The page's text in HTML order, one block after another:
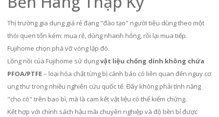
Thị trường gia dụng giá rẻ đang "đào tạo" người tiêu dùng theo một
thói quen tốn kém: mua rẻ, dùng nhanh hỏng, rồi lại mua tiếp.
Fujihome chọn phá vỡ vòng lặp đó.
Lồng nồi của Fujihome sử dụngvật liệu chống dính không chứa
PFOA/PTFE– loại hóa chất từng bị cảnh báo có liên quan đến nguy cơ
ung thư trong nhiều nghiên cứu quốc tế. Đây không phải tính năng
"cho có" trên bao bì, mà là cam kết vật liệu có thể kiểm chứng.
Kết hợp với chính sách hậu mãi chuyên nghiệp và độ bền bỉ được